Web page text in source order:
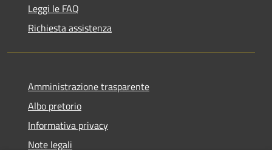
Leggi le FAQ
Richiesta assistenza
Amministrazione trasparente
Albo pretorio
Informativa privacy
Note legali